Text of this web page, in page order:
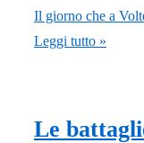
Il giorno che a
Leggi tutto »
Le